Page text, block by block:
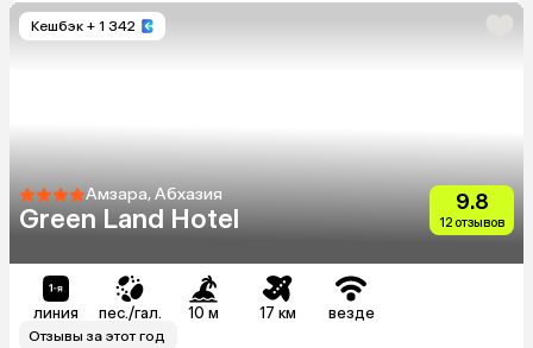
Кешбэк + 1 342
Амзара, Абхазия
Green Land Hotel
9.8
12 отзывов
линия пес./гал. 10 м 17 км везде
Отзывы за этот год